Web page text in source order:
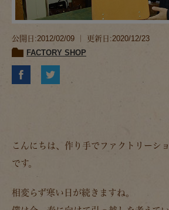
公開日:2012/02/09 ｜ 更新日:2020/12/23
FACTORY SHOP
こんにちは、作り手でファクトリーシ
です。
相変らず寒い日が続きますね。